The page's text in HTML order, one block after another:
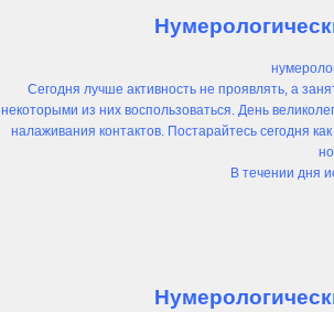
Сегодня лучше активность не проявлять, а
некоторыми из них воспользоваться. День
налаживания контактов. Постарайтесь сегодня
В течении дня